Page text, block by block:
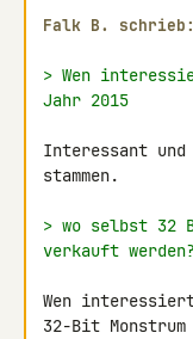
Falk B. schrieb:
> Wen
Jahr 2015
Interessant und
stammen.
> wo selbst 32
verkauft werden?
Wen
32-Bit Monstrum